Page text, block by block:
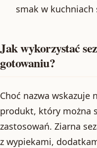
smak w kuchniach
Jak wykorzystać
gotowaniu?
Choć nazwa wskazuje
produkt, który można
zastosowań. Ziarna
z wypiekami,